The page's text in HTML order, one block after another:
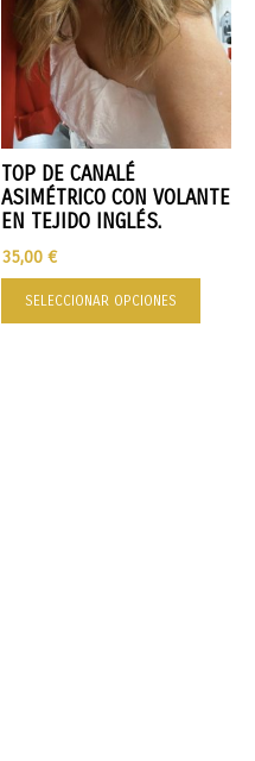
TOP DE CANALÉ
ASIMÉTRICO CON VOLANTE
EN TEJIDO INGLÉS.
35,00 €
SELECCIONAR OPCIONES